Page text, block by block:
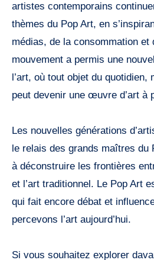
artistes contemporains
thèmes du Pop Art, en
médias, de la consommation et
mouvement a permis une
l’art, où tout objet du quotidien,
peut devenir une œuvre d’art à
Les nouvelles générations
le relais des grands maîtres du
à déconstruire les frontières
et l’art traditionnel. Le Pop Art
qui fait encore débat et
percevons l’art aujourd’hui.
Si vous souhaitez explorer